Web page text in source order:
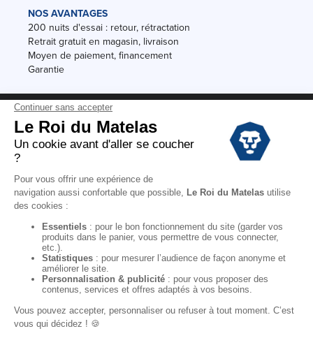
NOS AVANTAGES
200 nuits d'essai : retour, rétractation
Retrait gratuit en magasin, livraison
Moyen de paiement, financement
Garantie
Conditions des offres
Black Friday
Destockage
Conditions Générales de vente magasin
Mentions Légales
Données personnelles
Codes promo Le Roi du Matelas